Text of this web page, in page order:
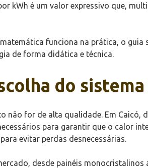
kWh é um valor expressivo que,
funciona na prática, o guia
de forma didática e técnica.
do
não for de alta qualidade. Em
para garantir que o calor
evitar perdas desnecessárias.
desde painéis